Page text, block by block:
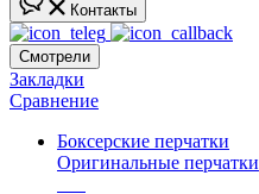
Контакты
Смотрели
Закладки
Сравнение
Боксерские перчатки
Оригинальные перчатки